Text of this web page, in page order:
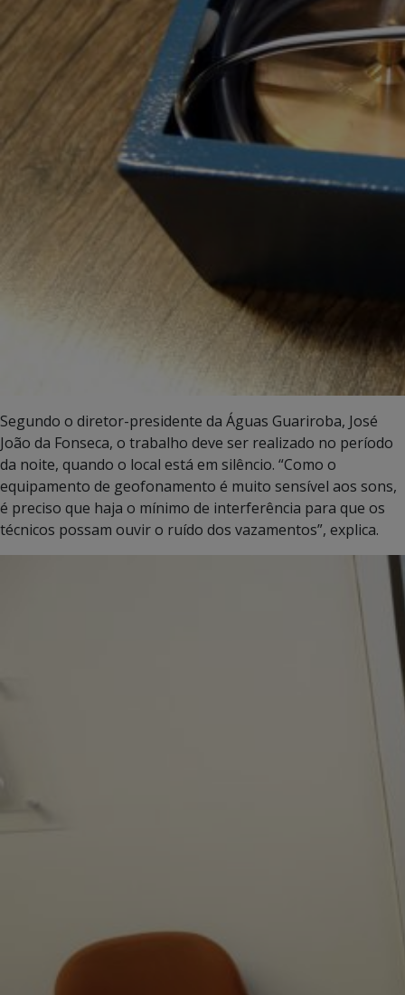
Segundo o diretor-presidente da Águas Guariroba, José
João da Fonseca, o trabalho deve ser realizado no período
da noite, quando o local está em silêncio. “Como o
equipamento de geofonamento é muito sensível aos sons,
é preciso que haja o mínimo de interferência para que os
técnicos possam ouvir o ruído dos vazamentos”, explica.